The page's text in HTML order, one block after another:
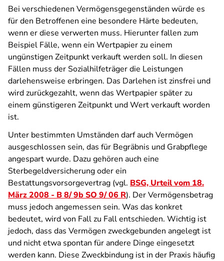
Bei verschiedenen Vermögensgegenständen würde es
für den Betroffenen eine besondere Härte bedeuten,
wenn er diese verwerten muss. Hierunter fallen zum
Beispiel Fälle, wenn ein Wertpapier zu einem
ungünstigen Zeitpunkt verkauft werden soll. In diesen
Fällen muss der Sozialhilfeträger die Leistungen
darlehensweise erbringen. Das Darlehen ist zinsfrei und
wird zurückgezahlt, wenn das Wertpapier später zu
einem günstigeren Zeitpunkt und Wert verkauft worden
ist.
Unter bestimmten Umständen darf auch Vermögen
ausgeschlossen sein, das für Begräbnis und Grabpflege
angespart wurde. Dazu gehören auch eine
Sterbegeldversicherung oder ein
Bestattungsvorsorgevertrag (vgl. BSG, Urteil vom 18.
März 2008 - B 8/ 9b SO 9/ 06 R). Der Vermögensbetrag
muss jedoch angemessen sein. Was das konkret
bedeutet, wird von Fall zu Fall entschieden. Wichtig ist
jedoch, dass das Vermögen zweckgebunden angelegt ist
und nicht etwa spontan für andere Dinge eingesetzt
werden kann. Diese Zweckbindung ist in der Praxis häufig